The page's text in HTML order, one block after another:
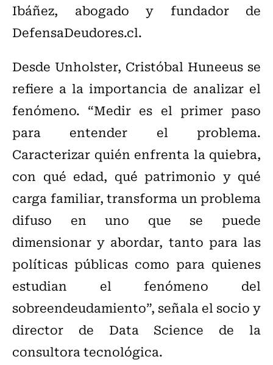
Ibáñez, abogado y fundador de
DefensaDeudores.cl.
Desde Unholster, Cristóbal Huneeus se
refiere a la importancia de analizar el
fenómeno. “Medir es el primer paso
para entender el problema.
Caracterizar quién enfrenta la quiebra,
con qué edad, qué patrimonio y qué
carga familiar, transforma un problema
difuso en uno que se puede
dimensionar y abordar, tanto para las
políticas públicas como para quienes
estudian el fenómeno del
sobreendeudamiento”, señala el socio y
director de Data Science de la
consultora tecnológica.